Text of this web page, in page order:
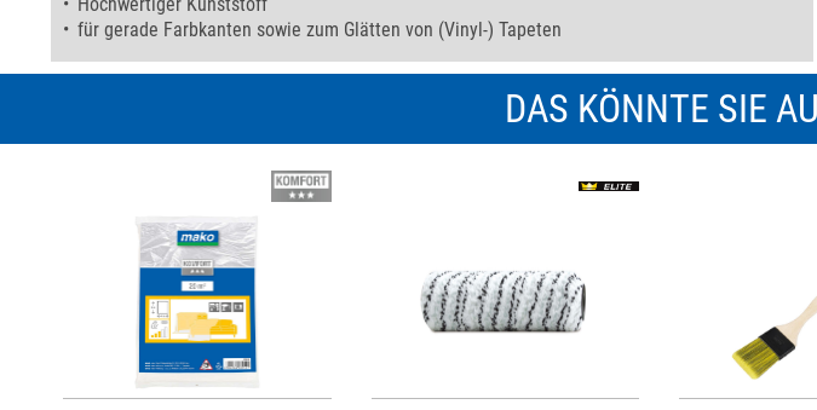
für gerade Farbkanten sowie zum Glätten von (Vinyl-) Tapeten
DAS KÖNNTE SIE